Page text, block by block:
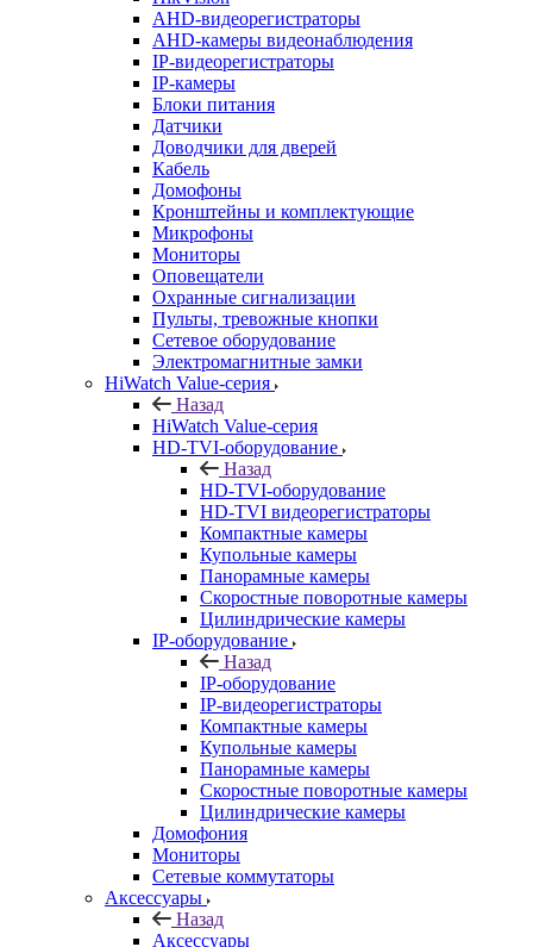
AHD-видеорегистраторы
AHD-камеры видеонаблюдения
IP-видеорегистраторы
IP-камеры
Блоки питания
Датчики
Доводчики для дверей
Кабель
Домофоны
Кронштейны и комплектующие
Микрофоны
Мониторы
Оповещатели
Охранные сигнализации
Пульты, тревожные кнопки
Сетевое оборудование
Электромагнитные замки
HiWatch Value-серия
Назад
HiWatch Value-серия
HD-TVI-оборудование
Назад
HD-TVI-оборудование
HD-TVI видеорегистраторы
Компактные камеры
Купольные камеры
Панорамные камеры
Скоростные поворотные камеры
Цилиндрические камеры
IP-оборудование
Назад
IP-оборудование
IP-видеорегистраторы
Компактные камеры
Купольные камеры
Панорамные камеры
Скоростные поворотные камеры
Цилиндрические камеры
Домофония
Мониторы
Сетевые коммутаторы
Аксессуары
Назад
Аксессуары